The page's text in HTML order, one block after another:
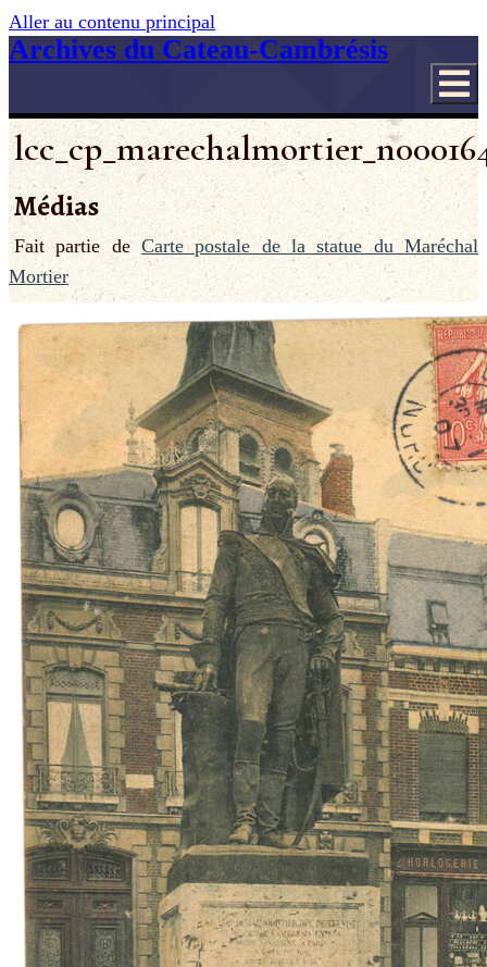
Aller au contenu principal
Archives du Cateau-Cambrésis
Médias
Fait partie de Carte postale de la statue du Maréchal
Mortier